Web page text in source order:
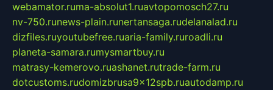
webamator.ruma-absolut1.ruavtopomosch27.ru
nv-750.runews-plain.runertansaga.rudelanalad.ru
dizfiles.ruyoutubefree.ruaria-family.ruroadli.ru
planeta-samara.rumysmartbuy.ru
matrasy-kemerovo.ruashanet.rutrade-farm.ru
dotcustoms.rudomizbrusa9x12spb.ruautodamp.ru